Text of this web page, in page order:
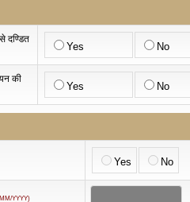
दण्डित
Yes No
की
Yes No
Yes No
YYYY)